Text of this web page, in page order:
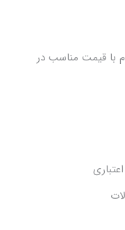
با قیمت مناسب در